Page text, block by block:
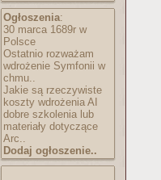
Ogłoszenia:
30 marca 1689r w
Polsce
Ostatnio rozważam
wdrożenie Symfonii w
chmu..
Jakie są rzeczywiste
koszty wdrożenia AI
dobre szkolenia lub
materiały dotyczące
Arc..
Dodaj ogłoszenie..